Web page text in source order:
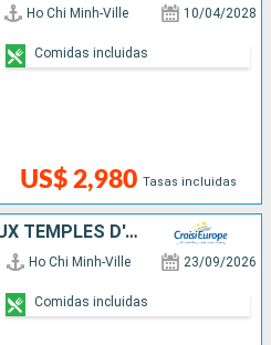
Ho Chi Minh-Ville 10/04/2028
US$ 2,980 Tasas incluidas
Comidas incluidas
DU DELTA DU MÉKONG AUX TEMPLES D'ANGKOR (FORMULE PORT/PORT)
Ho Chi Minh-Ville 23/09/2026
Comidas incluidas